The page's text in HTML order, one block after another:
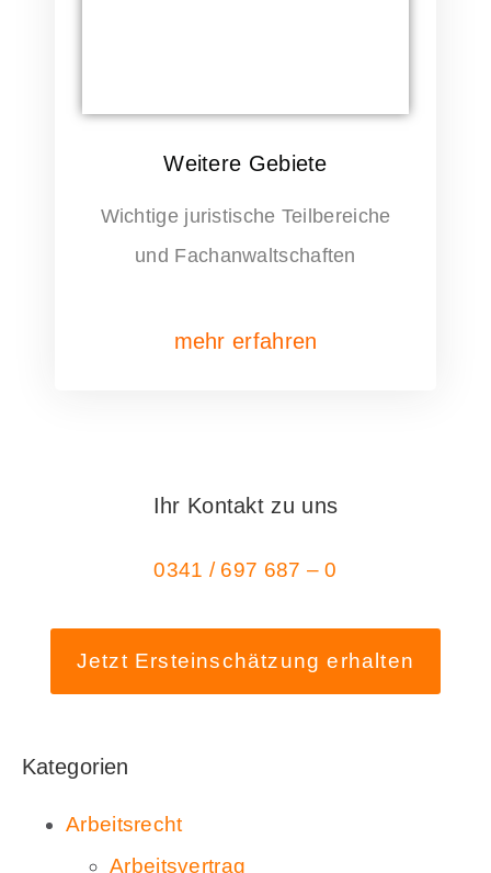
Weitere Gebiete
Wichtige juristische Teilbereiche
und Fachanwaltschaften
mehr erfahren
Ihr Kontakt zu uns
0341 / 697 687 – 0
Jetzt Ersteinschätzung erhalten
Kategorien
Arbeitsrecht
Arbeitsvertrag